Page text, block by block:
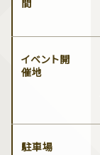
間
イベント開
催地
駐車場